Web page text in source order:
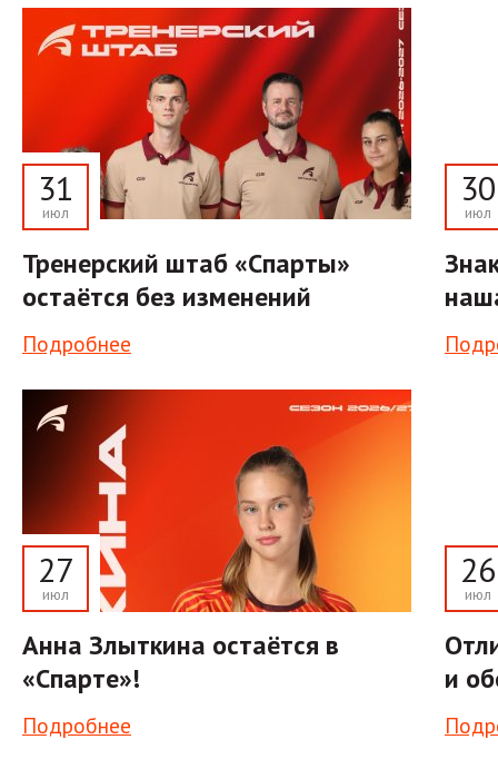
31
июл
Тренерский штаб «Спарты»
остаётся без изменений
Подробнее
30
июл
27
июл
Анна Злыткина остаётся в
«Спарте»!
Подробнее
26
июл
и